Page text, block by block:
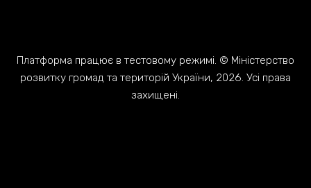
Платформа працює в тестовому режимі. © Міністерство
розвитку громад та територій України, 2026. Усі права
захищені.